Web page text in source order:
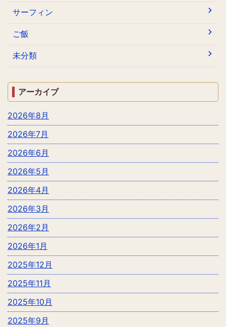
サーフィン
ご飯
未分類
アーカイブ
2026年8月
2026年7月
2026年6月
2026年5月
2026年4月
2026年3月
2026年2月
2026年1月
2025年12月
2025年11月
2025年10月
2025年9月